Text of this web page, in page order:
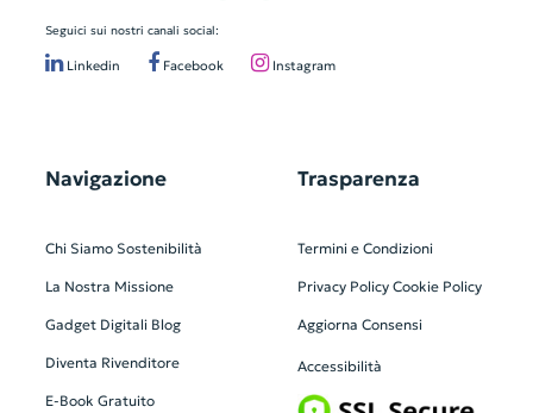
Seguici sui nostri canali social:
Linkedin Facebook Instagram
Navigazione
Chi Siamo Sostenibilità
La Nostra Missione
Gadget Digitali Blog
Diventa Rivenditore
E-Book Gratuito
Trasparenza
Termini e Condizioni
Privacy Policy Cookie Policy
Aggiorna Consensi
Accessibilità